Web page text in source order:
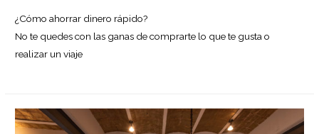
¿Cómo ahorrar dinero rápido?
No te quedes con las ganas de comprarte lo que te gusta o
realizar un viaje